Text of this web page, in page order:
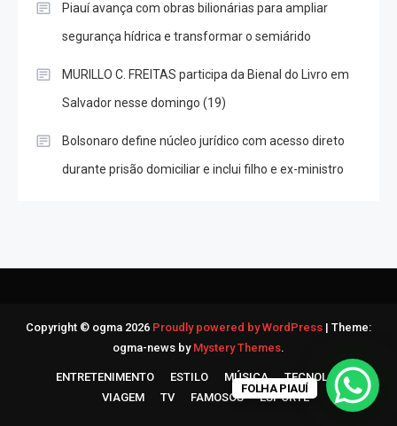
Piauí avança com obras bilionárias para ampliar
segurança hídrica e transformar o semiárido
MURILLO C. FREITAS participa da Bienal do Livro em
Salvador nesse domingo (19)
Bolsonaro define núcleo jurídico com acesso direto
durante prisão domiciliar e inclui filho e ex-ministro
Copyright © ogma 2026 Proudly powered by WordPress | Theme:
ogma-news by Mystery Themes.
ENTRETENIMENTO ESTILO MÚSICA
TECNOLOGIA
VIAGEM
TV FAMOSOS ESPORTE
FOLHA PIAUÍ